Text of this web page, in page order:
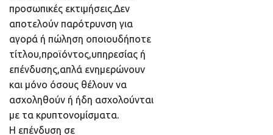
προσωπικές εκτιμήσεις.Δεν
αποτελούν παρότρυνση για
αγορά ή πώληση οποιουδήποτε
τίτλου,προϊόντος,υπηρεσίας ή
επένδυσης,απλά ενημερώνουν
και μόνο όσους θέλουν να
ασχοληθούν ή ήδη ασχολούνται
με τα κρυπτονομίσματα.
Η επένδυση σε